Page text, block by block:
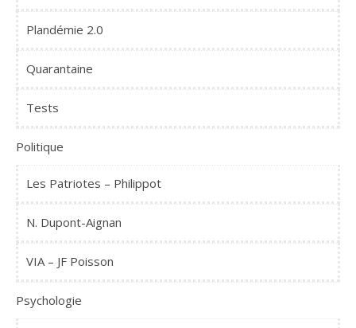
Plandémie 2.0
Quarantaine
Tests
Politique
Les Patriotes – Philippot
N. Dupont-Aignan
VIA – JF Poisson
Psychologie